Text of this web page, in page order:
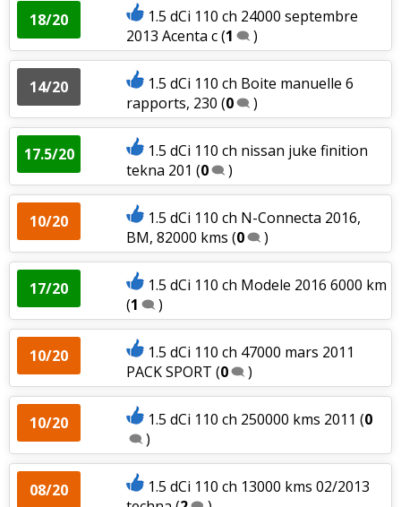
18/20
1.5 dCi 110 ch 24000 septembre
2013 Acenta c(1 )
14/20
1.5 dCi 110 ch Boite manuelle 6
rapports, 230 (0 )
17.5/20
1.5 dCi 110 ch nissan juke finition
tekna 201 (0 )
10/20
1.5 dCi 110 ch N-Connecta 2016,
BM, 82000 kms (0 )
17/20
1.5 dCi 110 ch Modele 2016 6000 km
(1 )
10/20
1.5 dCi 110 ch 47000 mars 2011
PACK SPORT (0 )
10/20 1.5 dCi 110 ch 250000 kms 2011 (0
)
08/20
1.5 dCi 110 ch 13000 kms 02/2013